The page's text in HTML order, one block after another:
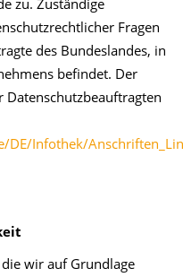
zu. Zuständige
Fragen
des Bundeslandes, in
befindet. Der
Datenschutzbeauftragten
Infothek/
wir auf Grundlage